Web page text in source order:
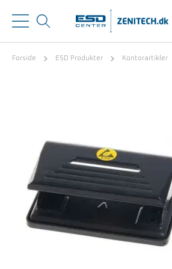
Forside ESD Produkter Kontorartikler